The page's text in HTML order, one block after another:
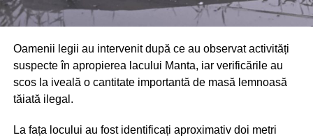
Oamenii legii au intervenit după ce au observat activități
suspecte în apropierea lacului Manta, iar verificările au
scos la iveală o cantitate importantă de masă lemnoasă
tăiată ilegal.
La fața locului au fost identificați aproximativ doi metri